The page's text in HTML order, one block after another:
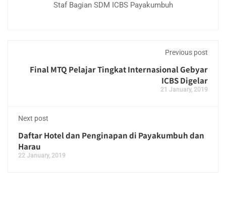
Staf Bagian SDM ICBS Payakumbuh
Previous post
Final MTQ Pelajar Tingkat Internasional Gebyar
ICBS Digelar
21 January, 2019
Next post
Daftar Hotel dan Penginapan di Payakumbuh dan
Harau
22 January, 2019